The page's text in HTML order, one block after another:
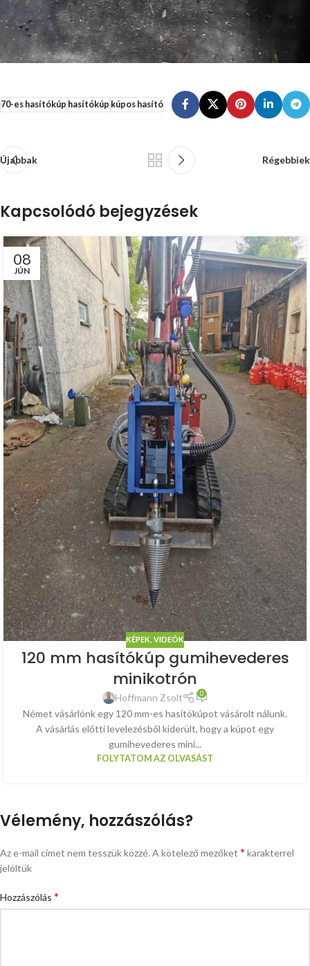
70-es hasítókúp hasítókúp kúpos hasító
Újabbak Régebbiek
Kapcsolódó bejegyzések
08
JÚN
KÉPEK, VIDEÓK
120 mm hasítókúp gumihevederes
minikotrón
Hoffmann Zsolt 0
Német vásárlónk egy 120 mm-es hasítókúpot vásárolt nálunk.
A vásárlás előtti levelezésből kiderült, hogy a kúpot egy
gumihevederes mini...
FOLYTATOM AZ OLVASÁST
Vélemény, hozzászólás?
Az e-mail címet nem tesszük közzé. A kötelező mezőket * karakterrel
jelöltük
Hozzászólás *